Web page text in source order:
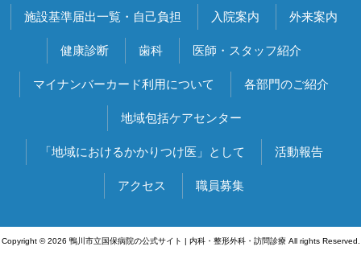
施設基準届出一覧・自己負担 入院案内 外来案内
健康診断 歯科 医師・スタッフ紹介
マイナンバーカード利用について 各部門のご紹介
地域包括ケアセンター
「地域におけるかかりつけ医」として 活動報告
アクセス 職員募集
Copyright © 2026 鴨川市立国保病院の公式サイト | 内科・整形外科・訪問診療 All rights Reserved.